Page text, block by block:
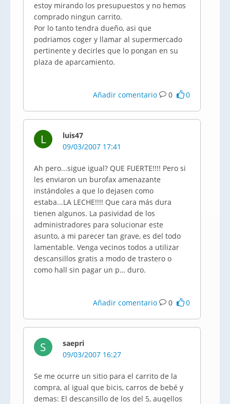
estoy mirando los presupuestos y no hemos
comprado ningun carrito.
Por lo tanto tendra dueño, asi que
podriamos coger y llamar al supermercado
pertinente y decirles que lo pongan en su
plaza de aparcamiento.
Añadir comentario 0 0
L
luis47
09/03/2007 17:41
Ah pero...sigue igual? QUE FUERTE!!!! Pero si
les enviaron un burofax amenazante
instándoles a que lo dejasen como
estaba...LA LECHE!!!! Que cara más dura
tienen algunos. La pasividad de los
administradores para solucionar este
asunto, a mi parecer tan grave, es del todo
lamentable. Venga vecinos todos a utilizar
descansillos gratis a modo de trastero o
como hall sin pagar un p… duro.
Añadir comentario 0 0
S
saepri
09/03/2007 16:27
Se me ocurre un sitio para el carrito de la
compra, al igual que bicis, carros de bebé y
demas: El descansillo de los del 5, auqellos